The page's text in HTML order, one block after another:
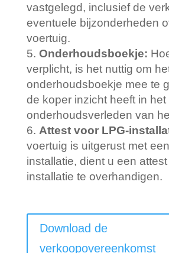
vastgelegd, inclusief de
eventuele bijzonderheden
voertuig.
Onderhoudsboekje:
verplicht, is het nuttig om
onderhoudsboekje mee te
de koper inzicht heeft in het
onderhoudsverleden van
Attest voor LPG-
voertuig is uitgerust met
installatie, dient u een
installatie te overhandigen.
Download de
verkoopovereenkomst